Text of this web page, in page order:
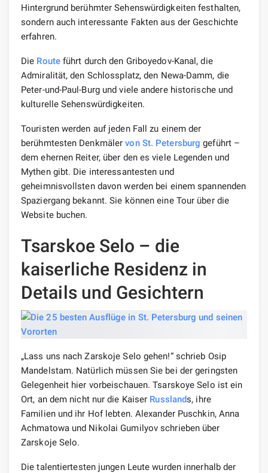
Hintergrund berühmter Sehenswürdigkeiten festhalten,
sondern auch interessante Fakten aus der Geschichte
erfahren.
Die Routeführt durch den Griboyedov-Kanal, die
Admiralität, den Schlossplatz, den Newa-Damm, die
Peter-und-Paul-Burg und viele andere historische und
kulturelle Sehenswürdigkeiten.
Touristen werden auf jeden Fall zu einem der
berühmtesten Denkmälervon St. Petersburg geführt –
dem ehernen Reiter, über den es viele Legenden und
Mythen gibt. Die interessantesten und
geheimnisvollsten davon werden bei einem spannenden
Spaziergang bekannt. Sie können eine Tour über die
Website buchen.
Tsarskoe Selo – die
kaiserliche Residenz in
Details und Gesichtern
„Lass uns nach Zarskoje Selo gehen!“ schrieb Osip
Mandelstam. Natürlich müssen Sie bei der geringsten
Gelegenheit hier vorbeischauen. Tsarskoye Selo ist ein
Ort, an dem nicht nur die Kaiser Russlands, ihre
Familien und ihr Hof lebten. Alexander Puschkin, Anna
Achmatowa und Nikolai Gumilyov schrieben über
Zarskoje Selo.
Die talentiertesten jungen Leute wurden innerhalb der